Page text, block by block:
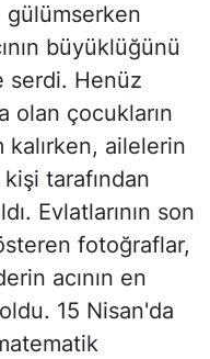
büyüklüğünü
serdi. Henüz
olan çocukların
kalırken, ailelerin
tarafından
Evlatlarının son
fotoğraflar,
acının en
15 Nisan'da